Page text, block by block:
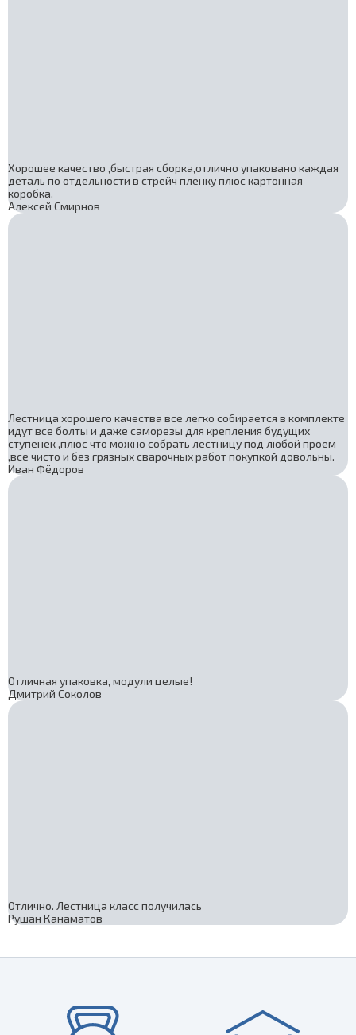
Хорошее качество ,быстрая сборка,отлично упаковано каждая
деталь по отдельности в стрейч пленку плюс картонная
коробка.
Алексей Смирнов
Лестница хорошего качества все легко собирается в комплекте
идут все болты и даже саморезы для крепления будущих
ступенек ,плюс что можно собрать лестницу под любой проем
,все чисто и без грязных сварочных работ покупкой довольны.
Иван Фёдоров
Отличная упаковка, модули целые!
Дмитрий Соколов
Отлично. Лестница класс получилась
Рушан Канаматов